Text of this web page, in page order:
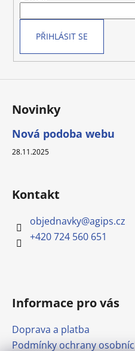
PŘIHLÁSIT SE
Novinky
Nová podoba webu
28.11.2025
Kontakt
objednavky@agips.cz
+420 724 560 651
Informace pro vás
Doprava a platba
Podmínky ochrany